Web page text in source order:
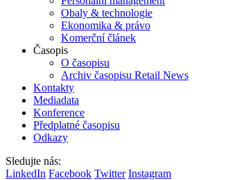
Obaly & technologie
Ekonomika & právo
Komerční článek
Časopis
O časopisu
Archiv časopisu Retail News
Kontakty
Mediadata
Konference
Předplatné časopisu
Odkazy
Sledujte nás:
LinkedIn Facebook Twitter Instagram